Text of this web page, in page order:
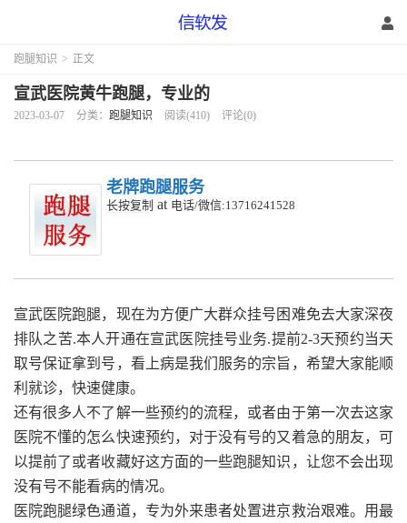
跑腿知识 > 正文
宣武医院黄牛跑腿，专业的
2023-03-07 分类： 跑腿知识 阅读(410) 评论(0)
老牌跑腿服务
长按复制 at 电话/微信:13716241528
宣武医院跑腿， 现在为方便广大群众挂号困难免去大家深夜
排队之苦.本人开通在宣武医院挂号业务.提前2-3天预约当天
取号保证拿到号，看上病是我们服务的宗旨，希望大家能顺
利就诊，快速健康。
还有很多人不了解一些预约的流程，或者由于第一次去这家
医院不懂的怎么快速预约，对于没有号的又着急的朋友，可
以提前了或者收藏好这方面的一些跑腿知识，让您不会出现
没有号不能看病的情况。
医院跑腿绿色通道，专为外来患者处置进京救治艰难。用最